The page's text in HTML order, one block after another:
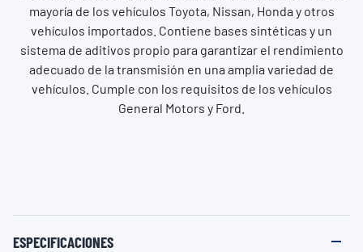
mayoría de los vehículos Toyota, Nissan, Honda y otros
vehículos importados. Contiene bases sintéticas y un
sistema de aditivos propio para garantizar el rendimiento
adecuado de la transmisión en una amplia variedad de
vehículos. Cumple con los requisitos de los vehículos
General Motors y Ford.
ESPECIFICACIONES